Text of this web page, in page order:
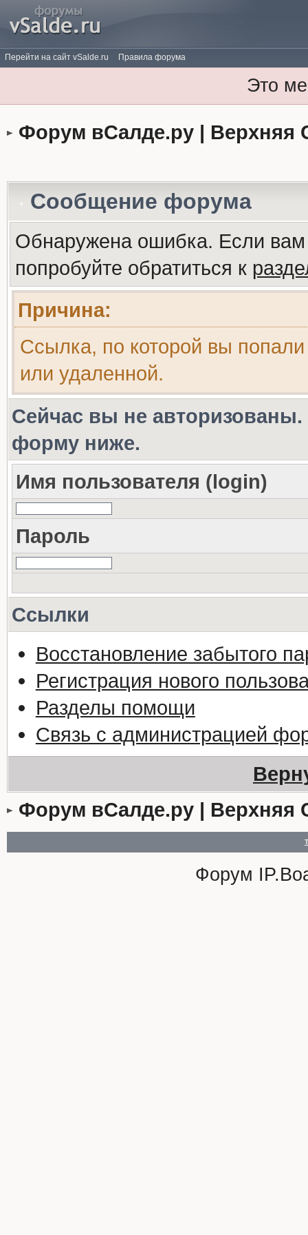
Перейти на сайт vSalde.ru Правила форума
Это
Форум вСалде.ру | Верхняя
Сообщение форума
Обнаружена ошибка. Если
попробуйте обратиться к
Причина:
Ссылка, по которой вы
или удаленной.
Сейчас вы не авторизованы.
форму ниже.
Имя пользователя (login)
Пароль
Ссылки
Восстановление забытого
Регистрация нового
Разделы помощи
Связь с администрацией
Форум вСалде.ру | Верхняя
Форум